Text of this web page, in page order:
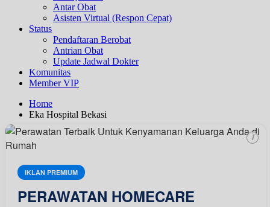
Antar Obat
Asisten Virtual (Respon Cepat)
Status
Pendaftaran Berobat
Antrian Obat
Update Jadwal Dokter
Komunitas
Member VIP
Home
Eka Hospital Bekasi
IKLAN PREMIUM
PERAWATAN HOMECARE
i